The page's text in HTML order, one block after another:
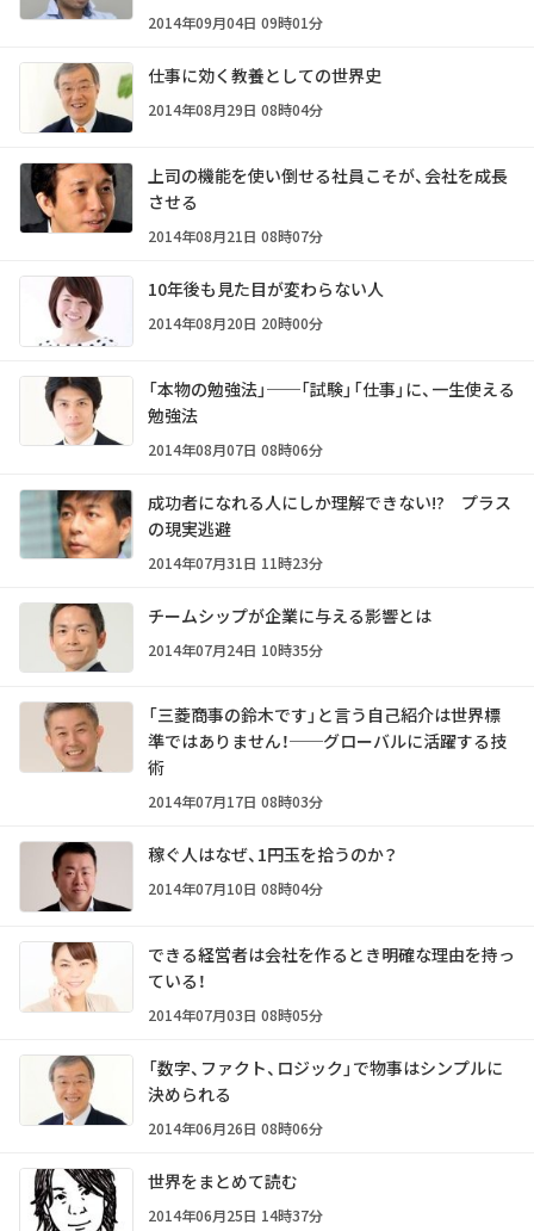
2014年09月04日 09時01分
仕事に効く教養としての世界史
2014年08月29日 08時04分
上司の機能を使い倒せる社員こそが、会社を成長
させる
2014年08月21日 08時07分
10年後も見た目が変わらない人
2014年08月20日 20時00分
「本物の勉強法」──「試験」「仕事」に、一生使える
勉強法
2014年08月07日 08時06分
成功者になれる人にしか理解できない!? プラス
の現実逃避
2014年07月31日 11時23分
チームシップが企業に与える影響とは
2014年07月24日 10時35分
「三菱商事の鈴木です」と言う自己紹介は世界標
準ではありません！──グローバルに活躍する技
術
2014年07月17日 08時03分
稼ぐ人はなぜ、1円玉を拾うのか？
2014年07月10日 08時04分
できる経営者は会社を作るとき明確な理由を持っ
ている！
2014年07月03日 08時05分
「数字、ファクト、ロジック」で物事はシンプルに
決められる
2014年06月26日 08時06分
世界をまとめて読む
2014年06月25日 14時37分